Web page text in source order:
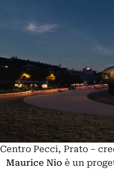
Centro Pecci, Prato –
Maurice Nio è un